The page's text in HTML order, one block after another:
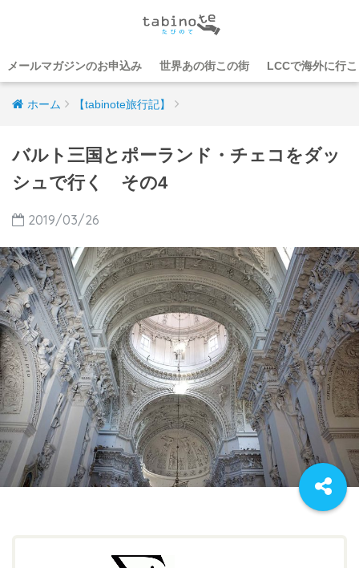
メールマガジンのお申込み 世界あの街この街 LCCで海外に行
ホーム 【tabinote旅行記】
バルト三国とポーランド・チェコをダッ
シュで行く その4
2019/03/26